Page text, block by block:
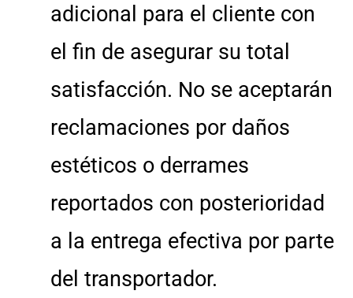
adicional para el cliente con
el fin de asegurar su total
satisfacción. No se aceptarán
reclamaciones por daños
estéticos o derrames
reportados con posterioridad
a la entrega efectiva por parte
del transportador.